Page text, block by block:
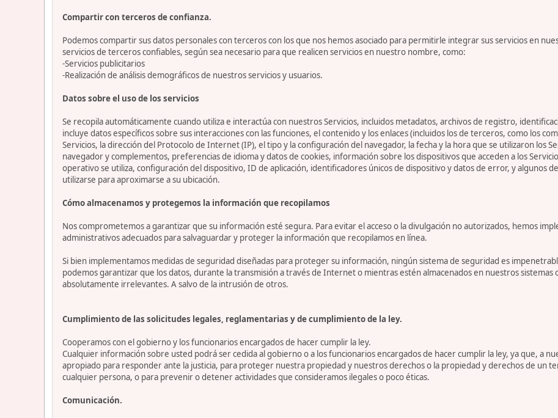
Compartir con terceros de confianza.
Podemos compartir sus datos personales con terceros con los que nos hemos asociado para permitirle integrar sus servicios en
servicios de terceros confiables, según sea necesario para que realicen servicios en nuestro nombre, como:
-Servicios publicitarios
-Realización de análisis demográficos de nuestros servicios y usuarios.
Datos sobre el uso de los servicios
Se recopila automáticamente cuando utiliza e interactúa con nuestros Servicios, incluidos metadatos, archivos de registro,
incluye datos específicos sobre sus interacciones con las funciones, el contenido y los enlaces (incluidos los de terceros, como los
Servicios, la dirección del Protocolo de Internet (IP), el tipo y la configuración del navegador, la fecha y la hora que se utilizaron los
navegador y complementos, preferencias de idioma y datos de cookies, información sobre los dispositivos que acceden a los
operativo se utiliza, configuración del dispositivo, ID de aplicación, identificadores únicos de dispositivo y datos de error, y algunos
utilizarse para aproximarse a su ubicación.
Cómo almacenamos y protegemos la información que recopilamos
Nos comprometemos a garantizar que su información esté segura. Para evitar el acceso o la divulgación no autorizados, hemos
administrativos adecuados para salvaguardar y proteger la información que recopilamos en línea.
Si bien implementamos medidas de seguridad diseñadas para proteger su información, ningún sistema de seguridad es
podemos garantizar que los datos, durante la transmisión a través de Internet o mientras estén almacenados en nuestros
absolutamente irrelevantes. A salvo de la intrusión de otros.
Cumplimiento de las solicitudes legales, reglamentarias y de cumplimiento de la ley.
Cooperamos con el gobierno y los funcionarios encargados de hacer cumplir la ley.
Cualquier información sobre usted podrá ser cedida al gobierno o a los funcionarios encargados de hacer cumplir la ley, ya que, a
apropiado para responder ante la justicia, para proteger nuestra propiedad y nuestros derechos o la propiedad y derechos de un
cualquier persona, o para prevenir o detener actividades que consideramos ilegales o poco éticas.
Comunicación.